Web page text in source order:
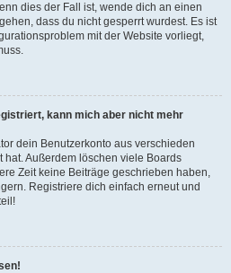
dies der Fall ist, wende dich an einen
dass du nicht gesperrt wurdest. Es ist
mit der Website vorliegt,
kann mich aber nicht mehr
dein Benutzerkonto aus verschieden
Außerdem löschen viele Boards
Zeit keine Beiträge geschrieben haben,
Registriere dich einfach erneut und